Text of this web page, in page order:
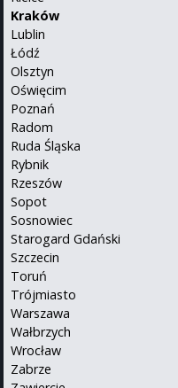
Kraków
Lublin
Łódź
Olsztyn
Oświęcim
Poznań
Radom
Ruda Śląska
Rybnik
Rzeszów
Sopot
Sosnowiec
Starogard Gdański
Szczecin
Toruń
Trójmiasto
Warszawa
Wałbrzych
Wrocław
Zabrze